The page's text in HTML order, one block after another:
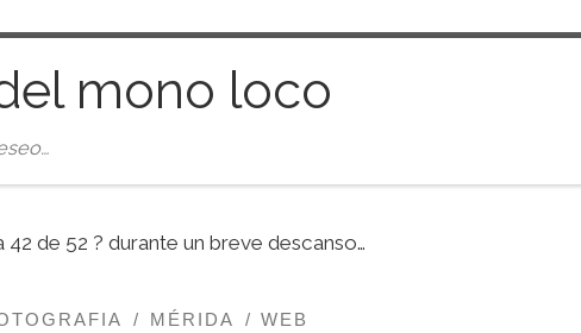
mono loco
de 52 ? durante un breve descanso…
MÉRIDA WEB